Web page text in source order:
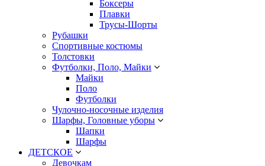
Боксеры
Плавки
Трусы-Шорты
Рубашки
Спортивные костюмы
Толстовки
Футболки, Поло, Майки
Майки
Поло
Футболки
Чулочно-носочные изделия
Шарфы, Головные уборы
Шапки
Шарфы
ДЕТСКОЕ
Девочкам